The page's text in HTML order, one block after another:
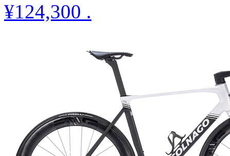
¥124,300 .